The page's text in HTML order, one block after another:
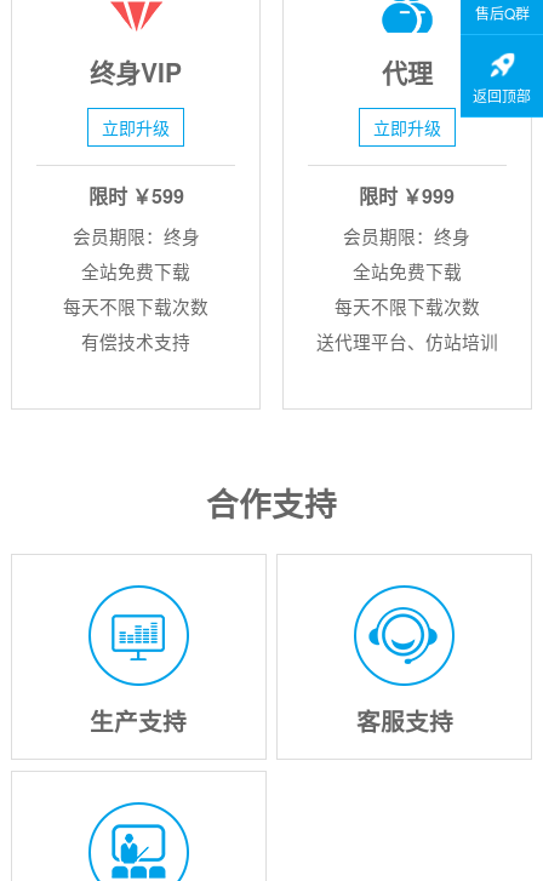
终身VIP
立即升级
限时 ￥599
会员期限：终身
全站免费下载
每天不限下载次数
有偿技术支持
代理
立即升级
限时 ￥999
会员期限：终身
全站免费下载
每天不限下载次数
送代理平台、仿站培训
合作支持
生产支持 客服支持
售后Q群
返回顶部